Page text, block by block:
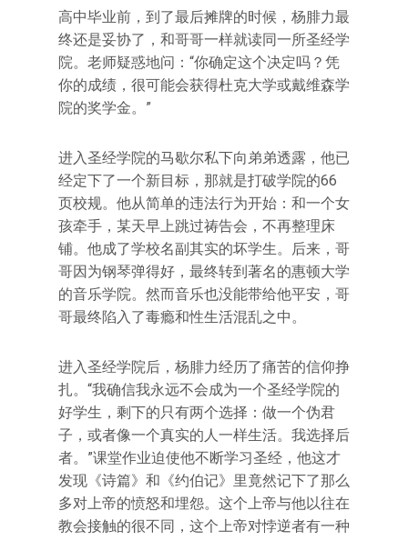
高中毕业前，到了最后摊牌的时候，杨腓力最
终还是妥协了，和哥哥一样就读同一所圣经学
院。老师疑惑地问：“你确定这个决定吗？凭
你的成绩，很可能会获得杜克大学或戴维森学
院的奖学金。”
进入圣经学院的马歇尔私下向弟弟透露，他已
经定下了一个新目标，那就是打破学院的66
页校规。他从简单的违法行为开始：和一个女
孩牵手，某天早上跳过祷告会，不再整理床
铺。他成了学校名副其实的坏学生。后来，哥
哥因为钢琴弹得好，最终转到著名的惠顿大学
的音乐学院。然而音乐也没能带给他平安，哥
哥最终陷入了毒瘾和性生活混乱之中。
进入圣经学院后，杨腓力经历了痛苦的信仰挣
扎。“我确信我永远不会成为一个圣经学院的
好学生，剩下的只有两个选择：做一个伪君
子，或者像一个真实的人一样生活。我选择后
者。”课堂作业迫使他不断学习圣经，他这才
发现《诗篇》和《约伯记》里竟然记下了那么
多对上帝的愤怒和埋怨。这个上帝与他以往在
教会接触的很不同，这个上帝对悖逆者有一种